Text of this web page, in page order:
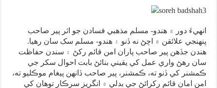
پنهنجي علائقن ۾ اچڻ نه ڏنو ۽ هندو- مسلم سک سان رهيا.
هندن جڏهن پير صاحب پاران امن قائم رکڻ ۽ سندن حفاظت
سان رهڻ واري عمل کي يقيني بنائڻ بابت احوال سکر جي
ڪمشنر کي ڏنو ته، ڪمشنر، پير صاحب ڏانهن پيغام موڪليو ته،
امن امان قائم رکرائڻ جي بدلي ۾ انگريز سرڪار توهان کي